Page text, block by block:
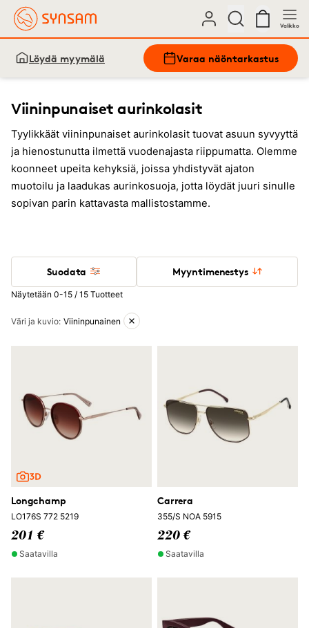
Valikko
Löydä myymälä Varaa näöntarkastus
Viininpunaiset aurinkolasit
Tyylikkäät viininpunaiset aurinkolasit tuovat asuun syvyyttä
ja hienostunutta ilmettä vuodenajasta riippumatta. Olemme
koonneet upeita kehyksiä, joissa yhdistyvät ajaton
muotoilu ja laadukas aurinkosuoja, jotta löydät juuri sinulle
sopivan parin kattavasta mallistostamme.
Suodata Myyntimenestys
Näytetään 0-15 / 15 Tuotteet
Aktiiviset suodattimet
Väri ja kuvio: Viininpunainen
Longchamp
LO176S 772 5219
201 €
Saatavilla
Carrera
355/S NOA 5915
220 €
Saatavilla